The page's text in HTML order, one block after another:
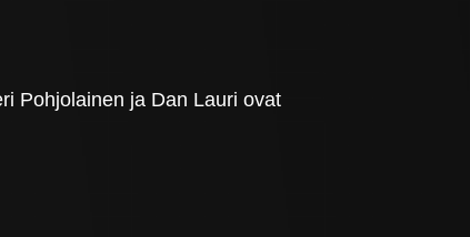
Pohjolainen ja Dan Lauri ovat